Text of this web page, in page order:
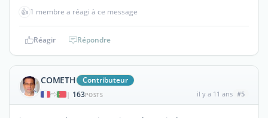
👍 1 membre a réagi à ce message
Réagir Répondre
COMETH Contributeur
| 163POSTS il y a 11 ans #5